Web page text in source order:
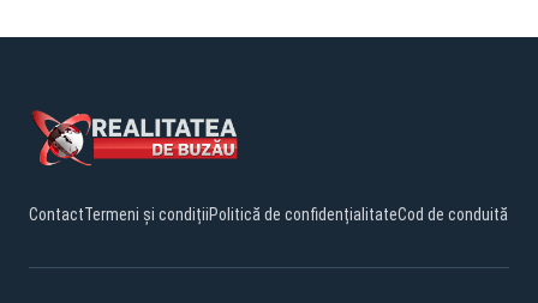
ContactTermeni și condițiiPolitică de confidențialitateCod de conduită